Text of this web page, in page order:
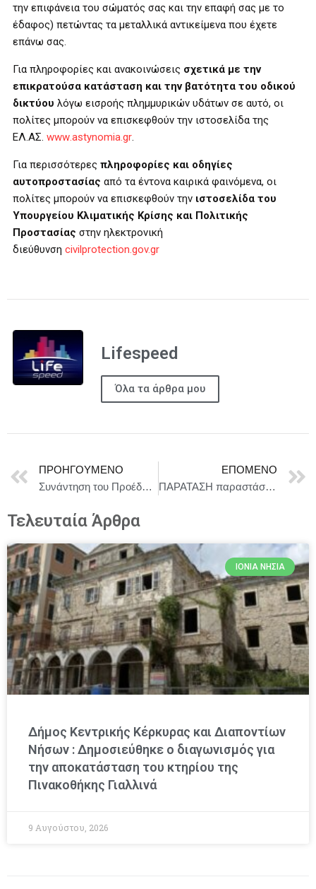
την επιφάνεια του σώματός σας και την επαφή σας με το
έδαφος) πετώντας τα μεταλλικά αντικείμενα που έχετε
επάνω σας.
Για πληροφορίες και ανακοινώσεις σχετικά με την
επικρατούσα κατάσταση και την βατότητα του οδικού
δικτύου λόγω εισροής πλημμυρικών υδάτων σε αυτό, οι
πολίτες μπορούν να επισκεφθούν την ιστοσελίδα της
ΕΛ.ΑΣ. wwwastynomia gr
Για περισσότερες πληροφορίες και οδηγίες
αυτοπροστασίας από τα έντονα καιρικά φαινόμενα, οι
πολίτες μπορούν να επισκεφθούν την ιστοσελίδα του
Υπουργείου Κλιματικής Κρίσης και Πολιτικής
Προστασίας στην ηλεκτρονική
διεύθυνση civilprotection.gov.gr
Lifespeed
Όλα τα άρθρα μου
ΠΡΟΗΓΟΎΜΕΝΟ
Συνάντηση του Προέδρου της Δημοκρατίας Κωνσταντίνου Αν. Τασούλα με αντιπροσωπεία της Ανώτατης Συνομοσπονδίας Πολυτέκνων Ελλάδος
ΕΠΌΜΕΝΟ
ΠΑΡΑΤΑΣΗ παραστάσεων “Raised in Captivity” του Nicky Silver λόγω επιτυχίας και ΑΛΛΑΓΗ ΗΜΕΡΑΣ κάθε Τρίτη στις 21:00 | έως 30 Δεκεμβρίου
Τελευταία Άρθρα
ΙΌΝΙΑ ΝΗΣΙΆ
Δήμος Κεντρικής Κέρκυρας και Διαποντίων
Νήσων : Δημοσιεύθηκε ο διαγωνισμός για
την αποκατάσταση του κτηρίου της
Πινακοθήκης Γιαλλινά
9 Αυγούστου, 2026